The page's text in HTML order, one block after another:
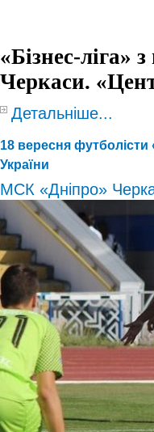
«Бізнес-ліга»
Черкаси.
Детальніше...
18 вересня футболісти
України
МСК «Дніпро»